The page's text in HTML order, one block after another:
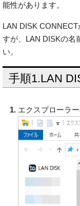
能性があります。
LAN DISK
すが、LAN DISKの名
い。
手順1.LAN
エクスプローラ